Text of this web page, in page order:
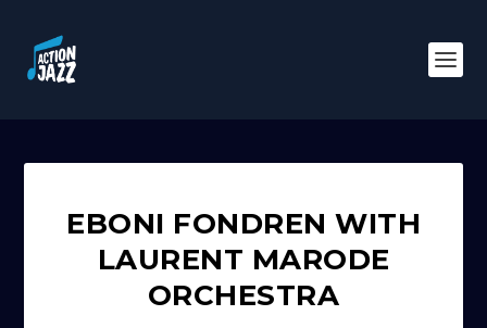
EBONI FONDREN WITH
LAURENT MARODE
ORCHESTRA